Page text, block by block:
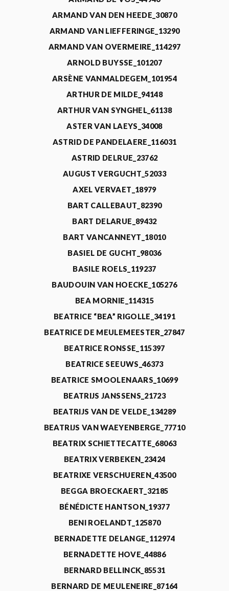
ARMAND VAN DEN HEEDE_30870
ARMAND VAN LIEFFERINGE_13290
ARMAND VAN OVERMEIRE_114297
ARNOLD BUYSSE_101207
ARSÈNE VANMALDEGEM_101954
ARTHUR DE MILDE_94148
ARTHUR VAN SYNGHEL_61138
ASTER VAN LAEYS_34008
ASTRID DE PANDELAERE_116031
ASTRID DELRUE_23762
AUGUST VERGUCHT_52033
AXEL VERVAET_18979
BART CALLEBAUT_82390
BART DELARUE_89432
BART VANCANNEYT_18010
BASIEL DE GUCHT_98036
BASILE ROELS_119237
BAUDOUIN VAN HOECKE_105276
BEA MORNIE_114315
BEATRICE “BEA” RIGOLLE_34191
BEATRICE DE MEULEMEESTER_27847
BEATRICE RONSSE_115397
BEATRICE SEEUWS_46373
BEATRICE SMOOLENAARS_10699
BEATRIJS JANSSENS_21723
BEATRIJS VAN DE VELDE_134289
BEATRIJS VAN WAEYENBERGE_77710
BEATRIX SCHIETTECATTE_68063
BEATRIX VERBEKEN_23424
BEATRIXE VERSCHUEREN_43500
BEGGA BROECKAERT_32185
BÉNÉDICTE HANTSON_19377
BENI ROELANDT_125870
BERNADETTE DELANGE_112974
BERNADETTE HOVE_44886
BERNARD BELLINCK_85531
BERNARD DE MEULENEIRE_87164